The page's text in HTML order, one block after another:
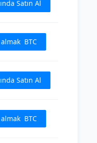
Satın Al
almak BTC
Satın Al
almak BTC